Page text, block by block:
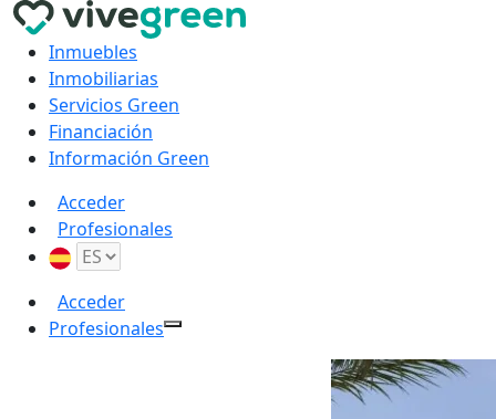
Inmuebles
Inmobiliarias
Servicios Green
Financiación
Información Green
Acceder
Profesionales
Acceder
Profesionales